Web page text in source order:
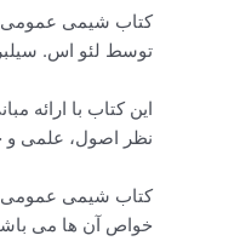
کتاب شیمی عمومی
توسط لئو اس.
این کتاب با ارائه
نظر اصول، علمی و
کتاب شیمی عمومی
خواص آن ها می